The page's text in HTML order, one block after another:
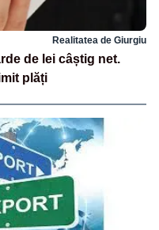
Realitatea de Giurgiu
de lei câștig net.
plăți